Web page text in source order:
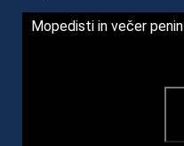
Mopedisti in večer penin